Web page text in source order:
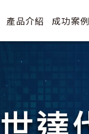
產品介紹 成功案例